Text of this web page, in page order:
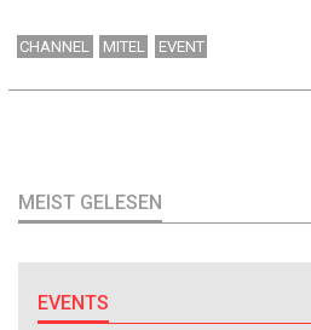
CHANNEL MITEL EVENT
MEIST GELESEN
EVENTS